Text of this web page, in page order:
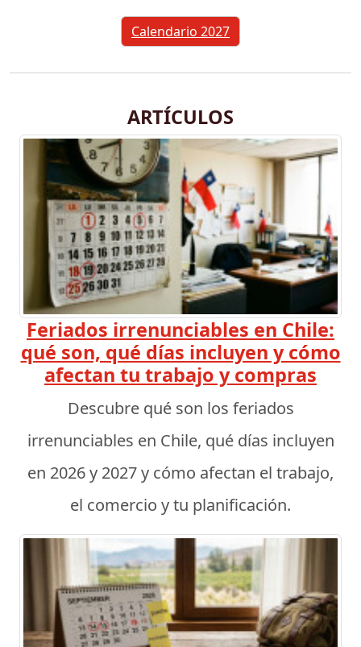
Calendario 2027
ARTÍCULOS
Feriados irrenunciables en Chile:
qué son, qué días incluyen y cómo
afectan tu trabajo y compras
Descubre qué son los feriados
irrenunciables en Chile, qué días incluyen
en 2026 y 2027 y cómo afectan el trabajo,
el comercio y tu planificación.